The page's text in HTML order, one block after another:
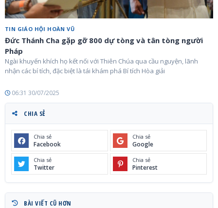
TIN GIÁO HỘI HOÀN VŨ
Đức Thánh Cha gặp gỡ 800 dự tòng và tân tòng người
Pháp
Ngài khuyến khích họ kết nối với Thiên Chúa qua cầu nguyện, lãnh
nhận các bí tích, đặc biệt là tái khám phá Bí tích Hòa giải
06:31 30/07/2025
CHIA SẺ
Chia sẻ
Facebook
Chia sẻ
Google
Chia sẻ
Twitter
Chia sẻ
Pinterest
BÀI VIẾT CŨ HƠN